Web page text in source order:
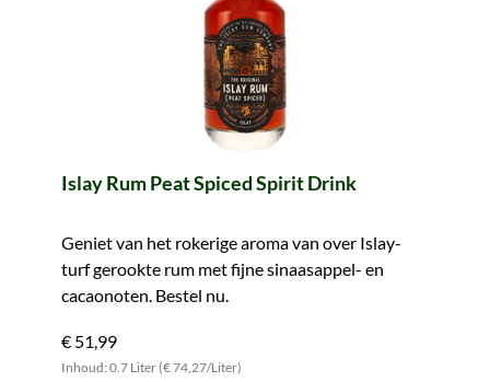
Islay Rum Peat Spiced Spirit Drink
Geniet van het rokerige aroma van over Islay-
turf gerookte rum met fijne sinaasappel- en
cacaonoten. Bestel nu.
€ 51,99
Inhoud: 0.7 Liter (€ 74,27/Liter)